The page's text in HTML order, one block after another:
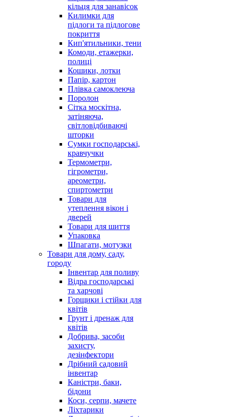
кільця для занавісок
Килимки для
підлоги та підлогове
покриття
Кип'ятильники, тени
Комоди, етажерки,
полиці
Кошики, лотки
Папір, картон
Плівка самоклеюча
Поролон
Сітка москітна,
затіняюча,
світловідбиваючі
шторки
Сумки господарські,
кравчучки
Термометри,
гігрометри,
ареометри,
спиртометри
Товари для
утеплення вікон і
дверей
Товари для шиття
Упаковка
Шпагати, мотузки
Товари для дому, саду,
городу
Інвентар для поливу
Відра господарські
та харчові
Горщики і стійки для
квітів
Грунт і дренаж для
квітів
Добрива, засоби
захисту,
дезінфектори
Дрібний садовий
інвентар
Каністри, баки,
бідони
Коси, серпи, мачете
Ліхтарики